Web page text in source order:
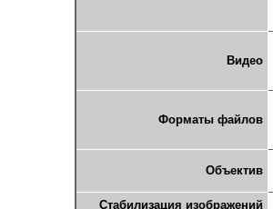
Видео
Форматы файлов
Объектив
Стабилизация изображений